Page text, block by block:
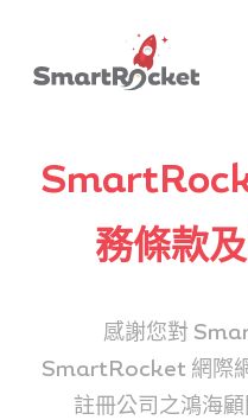
務條款
感謝您對
SmartRocket 網際
註冊公司之鴻海